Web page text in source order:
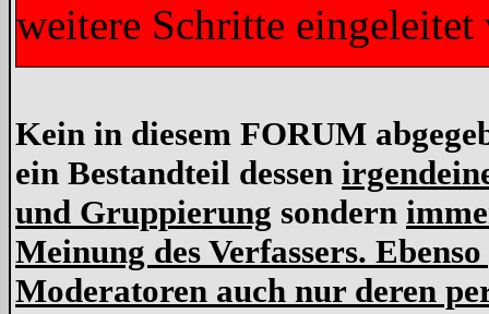
weitere Schritte
Kein in diesem FORUM
ein Bestandteil dessen
und Gruppierung sondern
Meinung des Verfassers.
Moderatoren auch nur deren